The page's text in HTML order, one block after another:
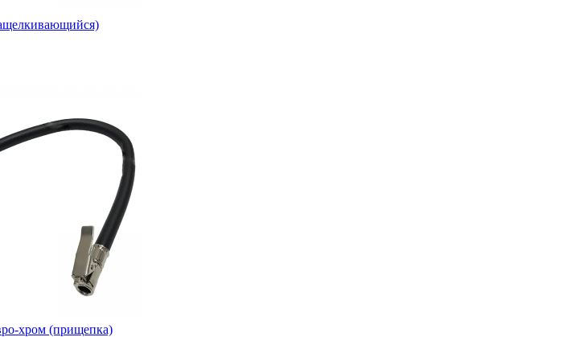
хром (прищепка)